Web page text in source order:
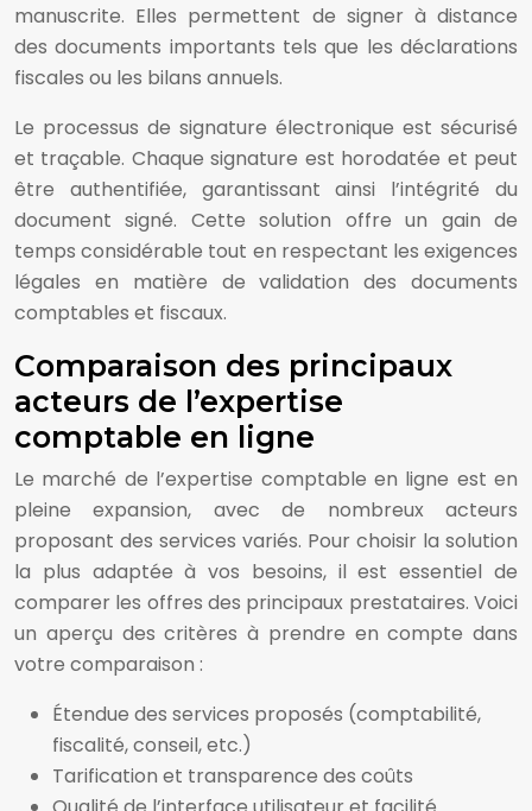
manuscrite. Elles permettent de signer à distance
des documents importants tels que les déclarations
fiscales ou les bilans annuels.
Le processus de signature électronique est sécurisé
et traçable. Chaque signature est horodatée et peut
être authentifiée, garantissant ainsi l’intégrité du
document signé. Cette solution offre un gain de
temps considérable tout en respectant les exigences
légales en matière de validation des documents
comptables et fiscaux.
Comparaison des principaux
acteurs de l’expertise
comptable en ligne
Le marché de l’expertise comptable en ligne est en
pleine expansion, avec de nombreux acteurs
proposant des services variés. Pour choisir la solution
la plus adaptée à vos besoins, il est essentiel de
comparer les offres des principaux prestataires. Voici
un aperçu des critères à prendre en compte dans
votre comparaison :
Étendue des services proposés (comptabilité,
fiscalité, conseil, etc.)
Tarification et transparence des coûts